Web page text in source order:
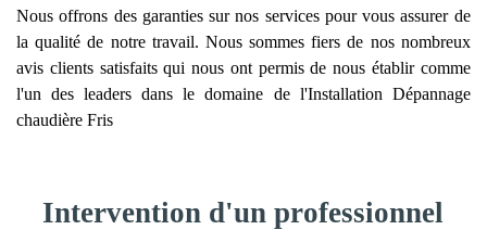
Nous offrons des garanties sur nos services pour vous assurer de
la qualité de notre travail. Nous sommes fiers de nos nombreux
avis clients satisfaits qui nous ont permis de nous établir comme
l'un des leaders dans le domaine de l'Installation Dépannage
chaudière Fris
Intervention d'un professionnel